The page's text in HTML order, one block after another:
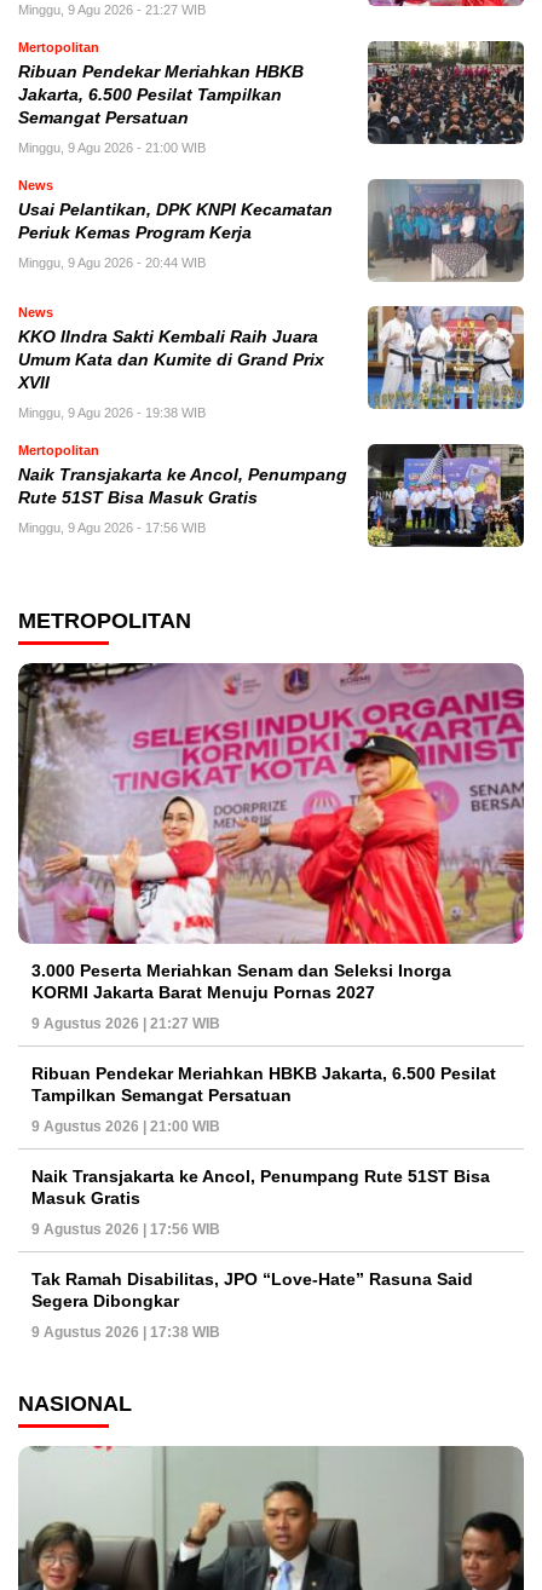
Minggu, 9 Agu 2026 - 21:27 WIB
Mertopolitan
Ribuan Pendekar Meriahkan HBKB
Jakarta, 6.500 Pesilat Tampilkan
Semangat Persatuan
Minggu, 9 Agu 2026 - 21:00 WIB
News
Usai Pelantikan, DPK KNPI Kecamatan
Periuk Kemas Program Kerja
Minggu, 9 Agu 2026 - 20:44 WIB
News
KKO IIndra Sakti Kembali Raih Juara
Umum Kata dan Kumite di Grand Prix
XVII
Minggu, 9 Agu 2026 - 19:38 WIB
Mertopolitan
Naik Transjakarta ke Ancol, Penumpang
Rute 51ST Bisa Masuk Gratis
Minggu, 9 Agu 2026 - 17:56 WIB
METROPOLITAN
3.000 Peserta Meriahkan Senam dan Seleksi Inorga
KORMI Jakarta Barat Menuju Pornas 2027
9 Agustus 2026 | 21:27 WIB
Ribuan Pendekar Meriahkan HBKB Jakarta, 6.500 Pesilat
Tampilkan Semangat Persatuan
9 Agustus 2026 | 21:00 WIB
Naik Transjakarta ke Ancol, Penumpang Rute 51ST Bisa
Masuk Gratis
9 Agustus 2026 | 17:56 WIB
Tak Ramah Disabilitas, JPO “Love-Hate” Rasuna Said
Segera Dibongkar
9 Agustus 2026 | 17:38 WIB
NASIONAL